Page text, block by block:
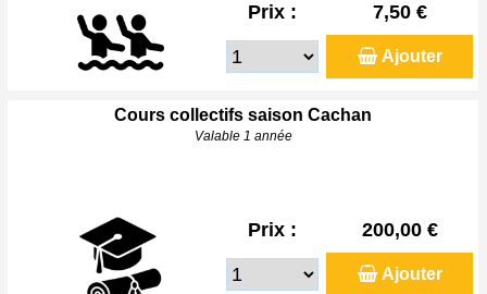
Prix : 7,50 €
Ajouter
Cours collectifs saison Cachan
Valable 1 année
Prix : 200,00 €
Ajouter